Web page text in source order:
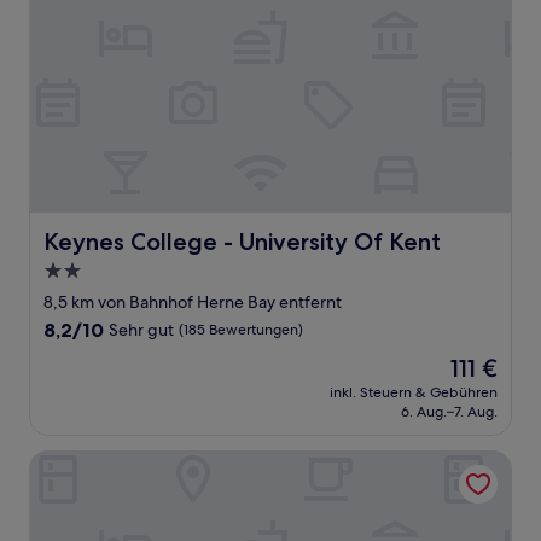
Keynes College - University Of Kent
Keynes College - University Of Kent
2.0-
Sterne-
Unterkunft
8,5 km von Bahnhof Herne Bay entfernt
8.2
Bewertungen)
8,2/10 Sehr gut (185 Bewertungen)
Der
Preis
beträgt
111 €
inkl. Steuern & Gebühren
6. Aug.–7. Aug.